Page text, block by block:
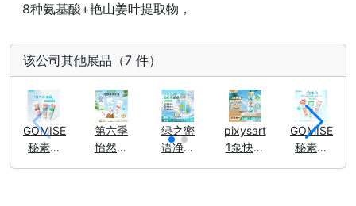
8种氨基酸+艳山姜叶提取物，
该公司其他展品（7 件）
GOMISE
秘素光
第六季
怡然冰
绿之密
语净透
pixysart
1泵快洗
GOMISE
秘素光